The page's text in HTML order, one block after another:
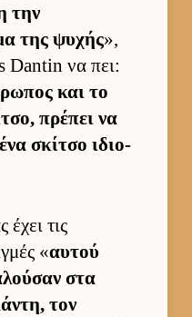
την
της ψυχής»,
Dantin να πει:
και το
πρέπει να
σκίτσο ιδιο­
τις
«αυ­τού
στα
τον